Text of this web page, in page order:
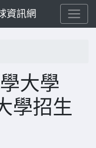
資訊網
大學
學招生